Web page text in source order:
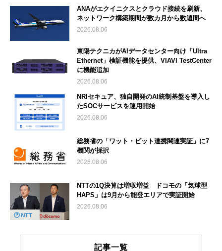
ANAがエクイニクスとクラウド接続を刷新、
ネットワーク構築期間が数カ月から数週間へ
2026.08.06
東陽テクニカがAIデータセンター向け「Ultra
Ethernet」検証機能を提供、VIAVI TestCenter
に機能追加
2026.08.06
NRIセキュア、独自開発のAI統制基盤を導入し
たSOCサービスを運用開始
2026.08.06
総務省の「ワット・ビット連携関連実証」に7
機関が採択
2026.08.06
NTTの1Q決算は増収増益 ドコモの「気球型
HAPS」は9月から能登エリアで実証開始
2026.08.06
記事一覧